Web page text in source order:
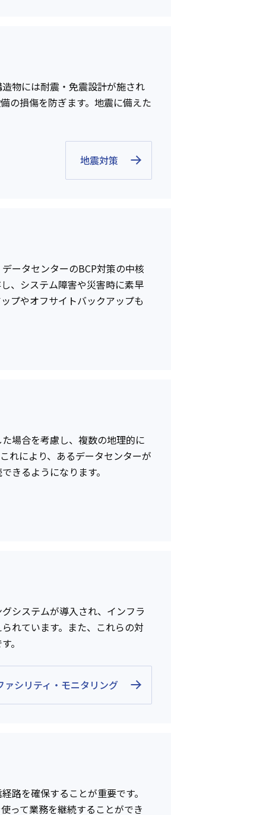
物には耐震・免震設計が施され
の損傷を防ぎます。地震に備えた
地震対策
ータセンターのBCP対策の中核
、システム障害や災害時に素早
プやオフサイトバックアップも
場合を考慮し、複数の地理的に
れにより、あるデータセンターが
きるようになります。
システムが導入され、インフラ
れています。また、これらの対
。
ァシリティ・モニタリング
路を確保することが重要です。
って業務を継続することができ